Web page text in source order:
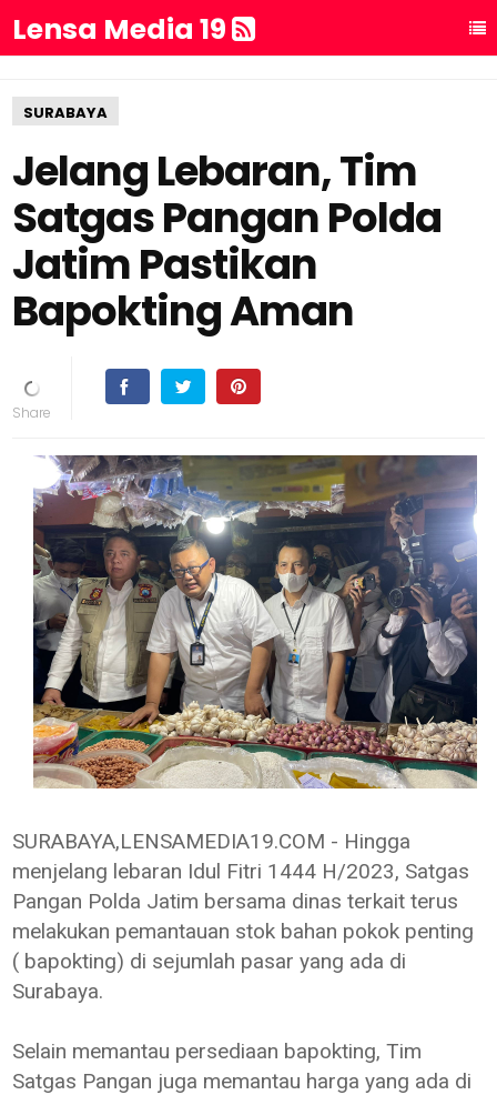
Lensa Media 19
SURABAYA
Jelang Lebaran, Tim
Satgas Pangan Polda
Jatim Pastikan
Bapokting Aman
SURABAYA,LENSAMEDIA19.COM - Hingga
menjelang lebaran Idul Fitri 1444 H/2023, Satgas
Pangan Polda Jatim bersama dinas terkait terus
melakukan pemantauan stok bahan pokok penting
( bapokting) di sejumlah pasar yang ada di
Surabaya.
Selain memantau persediaan bapokting, Tim
Satgas Pangan juga memantau harga yang ada di